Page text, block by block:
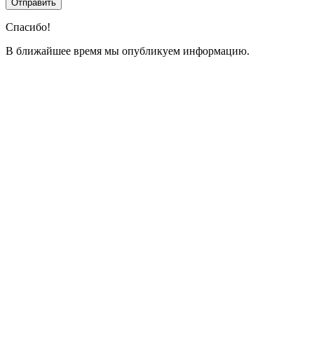
Спасибо!
В ближайшее время мы опубликуем информацию.